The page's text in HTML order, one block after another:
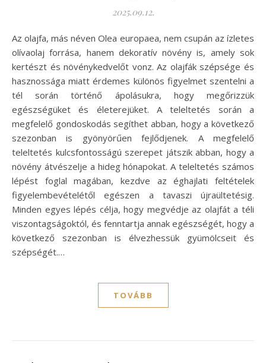
2025.09.12.
Az olajfa, más néven Olea europaea, nem csupán az ízletes
olívaolaj forrása, hanem dekoratív növény is, amely sok
kertészt és növénykedvelőt vonz. Az olajfák szépsége és
hasznossága miatt érdemes különös figyelmet szentelni a
tél során történő ápolásukra, hogy megőrizzük
egészségüket és életerejüket. A teleltetés során a
megfelelő gondoskodás segíthet abban, hogy a következő
szezonban is gyönyörűen fejlődjenek. A megfelelő
teleltetés kulcsfontosságú szerepet játszik abban, hogy a
növény átvészelje a hideg hónapokat. A teleltetés számos
lépést foglal magában, kezdve az éghajlati feltételek
figyelembevételétől egészen a tavaszi újraültetésig.
Minden egyes lépés célja, hogy megvédje az olajfát a téli
viszontagságoktól, és fenntartja annak egészségét, hogy a
következő szezonban is élvezhessük gyümölcseit és
szépségét.…
TOVÁBB